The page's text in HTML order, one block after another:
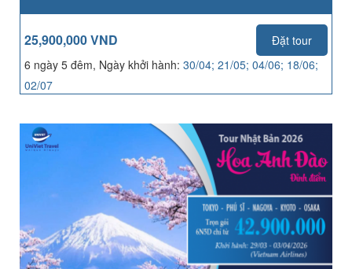
25,900,000 VND
Đặt tour
6 ngày 5 đêm, Ngày khởi hành: 30/04; 21/05; 04/06; 18/06;
02/07